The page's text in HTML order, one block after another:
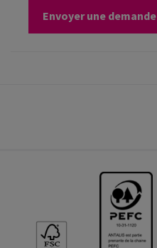
Envoyer une demande